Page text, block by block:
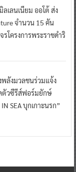
เลนเนียม ออโต้ ส่ง
จำนวน 15 คัน
โครงการพระราชดำริ
ลังมวลชนร่วมแจ้ง
ตัวซีรีส์ฟอร์มยักษ์
SEA บุกเกาะนรก”